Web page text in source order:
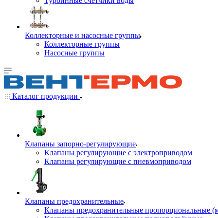
Коллекторные и насосные группы
Коллекторные группы
Насосные группы
Каталог продукции
Клапаны запорно-регулирующие
Клапаны регулирующие с электроприводом
Клапаны регулирующие с пневмоприводом
Клапаны предохранительные
Клапаны предохранительные пропорциональные